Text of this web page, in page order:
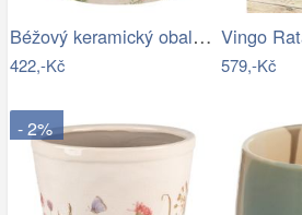
Béžový keramický obal na květináč s…
422,-Kč 579,-Kč
- 2%